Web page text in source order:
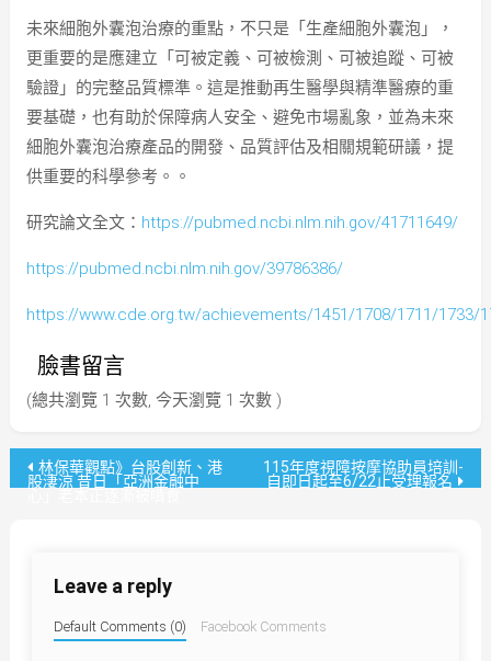
未來細胞外囊泡治療的重點，不只是「生產細胞外囊泡」，
更重要的是應建立「可被定義、可被檢測、可被追蹤、可被
驗證」的完整品質標準。這是推動再生醫學與精準醫療的重
要基礎，也有助於保障病人安全、避免市場亂象，並為未來
細胞外囊泡治療產品的開發、品質評估及相關規範研議，提
供重要的科學參考。。
研究論文全文： https://pubmed.ncbi.nlm.nih.gov/41711649/
https://pubmed.ncbi.nlm.nih.gov/39786386/
https://www.cde.org.tw/achievements/1451/1708/1711/1733/
臉書留言
(總共瀏覽 1 次數, 今天瀏覽 1 次數 )
文林保華觀點》台股創新、港
股淒涼 昔日「亞洲金融中
115年度視障按摩協助員培訓-
自即日起至6/22止受理報名
Leave a reply
Default Comments (0) Facebook Comments